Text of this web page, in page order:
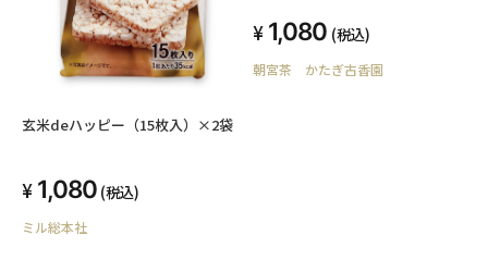
玄米deハッピー（15枚入）×2袋
1,080 (税込)
ミル総本社
1,080 (税込)
朝宮茶 かたぎ古香園